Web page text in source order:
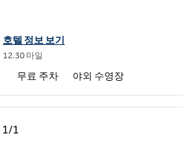
힐튼 가든 인 배턴루지 에어포트의 호텔 정
호텔 정보 보기
12.30 마일
무료 주차 야외 수영장
지 1/1
1/1
1/1